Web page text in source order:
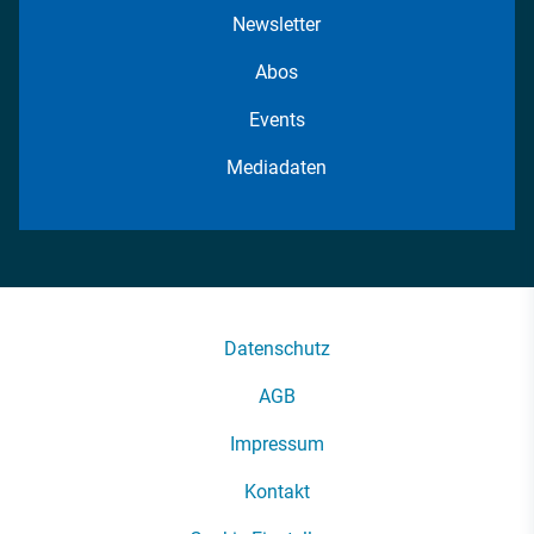
Newsletter
Abos
Events
Mediadaten
Datenschutz
AGB
Impressum
Kontakt